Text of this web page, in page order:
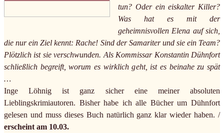
tun? Oder ein eiskalter Killer?
Was hat es mit der
geheimnisvollen Elena auf sich,
die nur ein Ziel kennt: Rache! Sind der Samariter und sie ein Team?
Plötzlich ist sie verschwunden. Als Kommissar Konstantin Dühnfort
schließlich begreift, worum es wirklich geht, ist es beinahe zu spät
…
Inge Löhnig ist ganz sicher eine meiner absoluten
Lieblingskrimiautoren. Bisher habe ich alle Bücher um Dühnfort
gelesen und muss dieses Buch natürlich ganz klar wieder haben. /
erscheint am 10.03.